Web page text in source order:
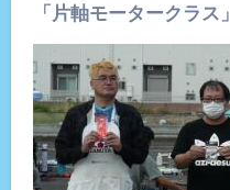
「片軸モータークラス」